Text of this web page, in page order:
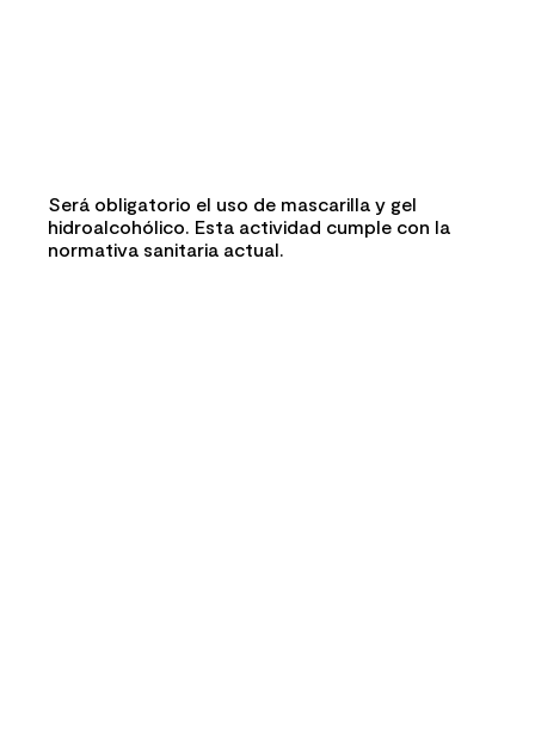
Será obligatorio el uso de mascarilla y gel
hidroalcohólico. Esta actividad cumple con la
normativa sanitaria actual.